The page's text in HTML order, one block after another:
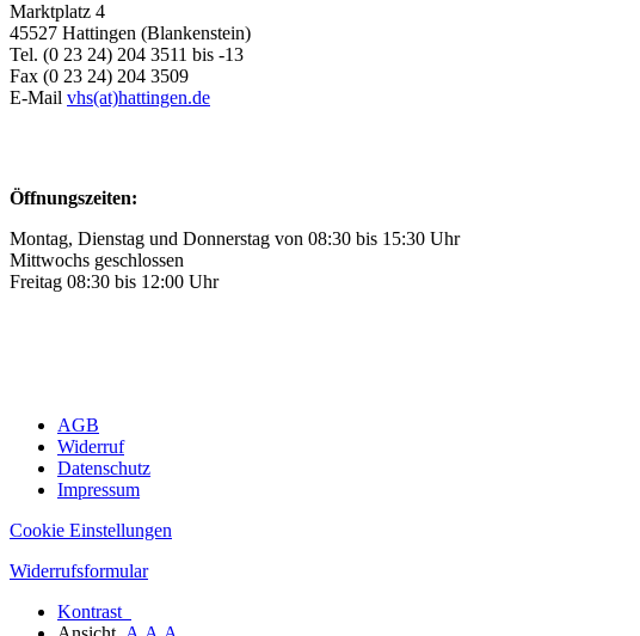
Marktplatz 4
45527 Hattingen (Blankenstein)
Tel. (0 23 24) 204 3511 bis -13
Fax (0 23 24) 204 3509
E-Mail vhs(at)hattingen.de
Öffnungszeiten:
Montag, Dienstag und Donnerstag von 08:30 bis 15:30 Uhr
Mittwochs geschlossen
Freitag 08:30 bis 12:00 Uhr
AGB
Widerruf
Datenschutz
Impressum
Cookie Einstellungen
Widerrufsformular
Kontrast